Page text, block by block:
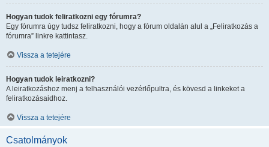
Hogyan tudok feliratkozni egy fórumra?
Egy fórumra úgy tudsz feliratkozni, hogy a fórum oldalán alul a „Feliratkozás a
fórumra” linkre kattintasz.
Vissza a tetejére
Hogyan tudok leiratkozni?
A leiratkozáshoz menj a felhasználói vezérlőpultra, és kövesd a linkeket a
feliratkozásaidhoz.
Vissza a tetejére
Csatolmányok